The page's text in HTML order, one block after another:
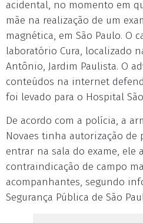
acidental, no momento em
mãe na realização de um
magnética, em São Paulo. O
laboratório Cura, localizado
Antônio, Jardim Paulista. O
conteúdos na internet
foi levado para o Hospital
De acordo com a polícia, a
Novaes tinha autorização de
entrar na sala do exame, ele
contraindicação de campo
acompanhantes, segundo
Segurança Pública de São